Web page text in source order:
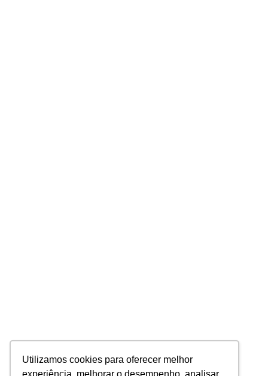
Utilizamos cookies para oferecer melhor
experiência, melhorar o desempenho, analisar